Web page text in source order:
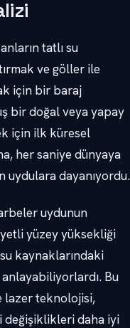
tatlı su
ve göller ile
için bir baraj
bir doğal veya yapay
için ilk küresel
her saniye dünyaya
uydulara dayanıyordu.
uydunun
yüzey yüksekliği
kaynaklarındaki
Bu
lazer teknolojisi,
değişiklikleri daha iyi